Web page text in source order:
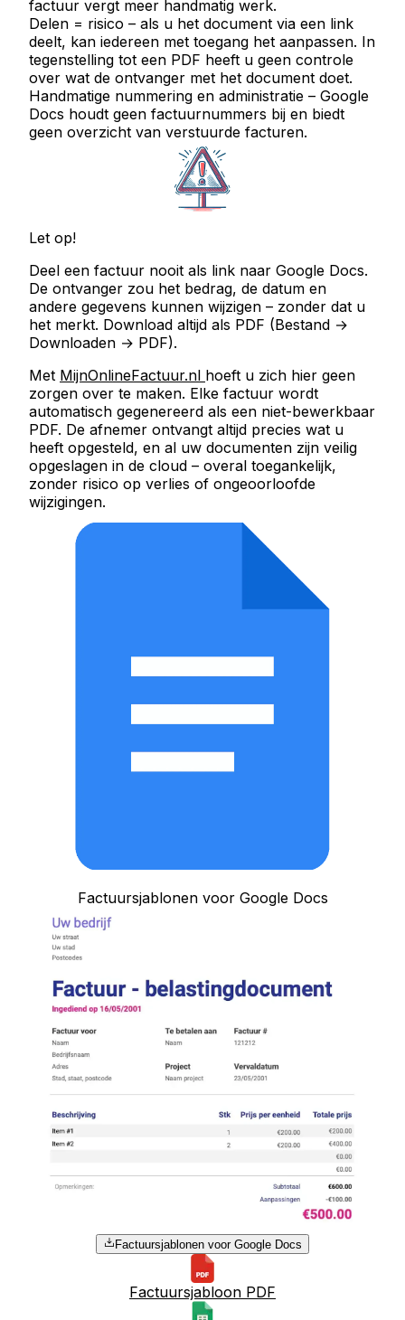
factuur vergt meer handmatig werk.
Delen = risico – als u het document via een link
deelt, kan iedereen met toegang het aanpassen. In
tegenstelling tot een PDF heeft u geen controle
over wat de ontvanger met het document doet.
Handmatige nummering en administratie – Google
Docs houdt geen factuurnummers bij en biedt
geen overzicht van verstuurde facturen.
Let op!
Deel een factuur nooit als link naar Google Docs.
De ontvanger zou het bedrag, de datum en
andere gegevens kunnen wijzigen – zonder dat u
het merkt. Download altijd als PDF (Bestand →
Downloaden → PDF).
Met MijnOnlineFactuur.nl hoeft u zich hier geen
zorgen over te maken. Elke factuur wordt
automatisch gegenereerd als een niet-bewerkbaar
PDF. De afnemer ontvangt altijd precies wat u
heeft opgesteld, en al uw documenten zijn veilig
opgeslagen in de cloud – overal toegankelijk,
zonder risico op verlies of ongeoorloofde
wijzigingen.
Factuursjablonen voor Google Docs
Factuursjablonen voor Google Docs
Factuursjabloon PDF